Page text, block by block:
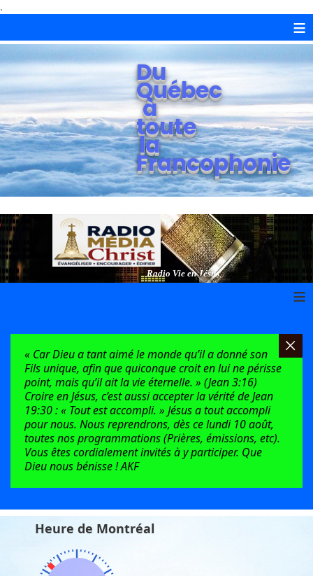
.
≡
Du
Québec
à
toute
la
Francophonie
Radio Vie en Jésus
≡
« Car Dieu a tant aimé le monde qu’il a donné son
Fils unique, afin que quiconque croit en lui ne périsse
point, mais qu’il ait la vie éternelle. » (Jean 3:16)
Croire en Jésus, c’est aussi accepter la vérité de Jean
19:30 : « Tout est accompli. » Jésus a tout accompli
pour nous. Nous reprendrons, dès ce lundi 10 août,
toutes nos programmations (Prières, émissions, etc).
Vous êtes cordialement invités à y participer. Que
Dieu nous bénisse ! AKF
Heure de Montréal